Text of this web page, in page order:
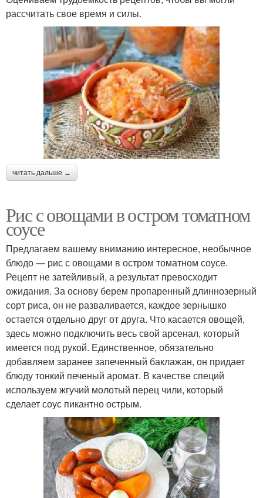
рассчитать свое время и силы.
читать дальше →
Рис с овощами в остром томатном
соусе
Предлагаем вашему вниманию интересное, необычное
блюдо — рис с овощами в остром томатном соусе.
Рецепт не затейливый, а результат превосходит
ожидания. За основу берем пропаренный длиннозерный
сорт риса, он не разваливается, каждое зернышко
остается отдельно друг от друга. Что касается овощей,
здесь можно подключить весь свой арсенал, который
имеется под рукой. Единственное, обязательно
добавляем заранее запеченный баклажан, он придает
блюду тонкий печеный аромат. В качестве специй
используем жгучий молотый перец чили, который
сделает соус пикантно острым.